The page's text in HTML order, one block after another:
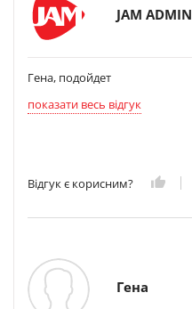
JAM ADMIN
Гена, подойдет
показати весь відгук
Відгук є корисним?
Гена